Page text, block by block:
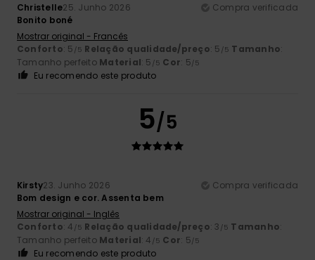
Christelle25. Junho 2026
Compra verificada
Bonito boné
Mostrar original - Francês
Conforto: 5 /5 Relação qualidade/preço: 5 /5 Tamanho:
Tamanho perfeito Material: 5 /5 Cor: 5/5
Eu recomendo este produto
5/5
Kirsty23. Junho 2026
Compra verificada
Bom design e cor. Assenta bem
Mostrar original - Inglês
Conforto: 4 /5 Relação qualidade/preço: 3 /5 Tamanho:
Tamanho perfeito Material: 4 /5 Cor: 5/5
Eu recomendo este produto